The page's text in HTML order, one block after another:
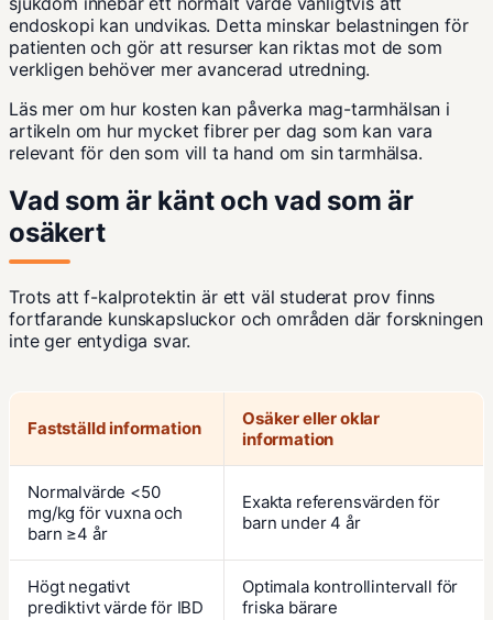
endoskopi kan undvikas. Detta minskar belastningen för
patienten och gör att resurser kan riktas mot de som
verkligen behöver mer avancerad utredning.
Läs mer om hur kosten kan påverka mag-tarmhälsan i
artikeln om hur mycket fibrer per dag som kan vara
relevant för den som vill ta hand om sin tarmhälsa.
Vad som är känt och vad som är
osäkert
Trots att f-kalprotektin är ett väl studerat prov finns
fortfarande kunskapsluckor och områden där forskningen
inte ger entydiga svar.
Fastställd information
Osäker eller oklar
information
Normalvärde <50
mg/kg för vuxna och
barn ≥4 år
Exakta referensvärden för
barn under 4 år
Högt negativt
prediktivt värde för IBD
Optimala kontrollintervall för
friska bärare